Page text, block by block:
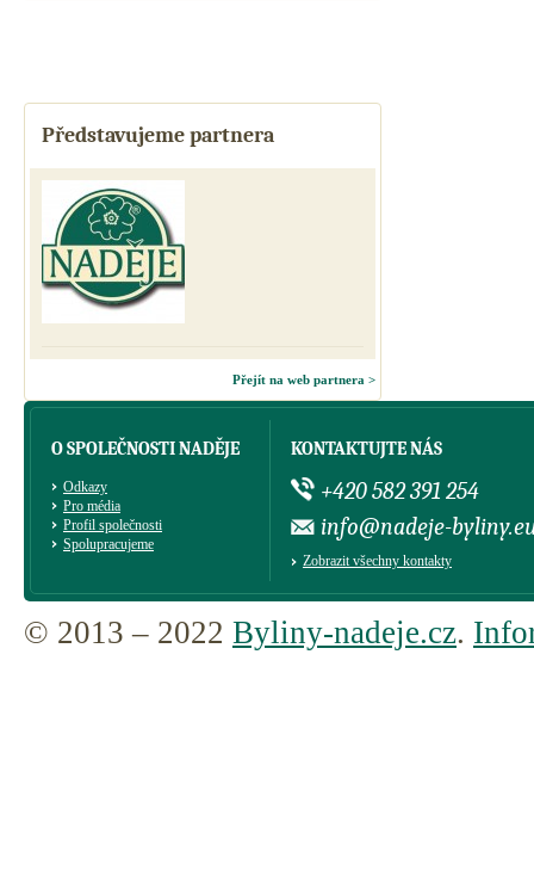
Představujeme partnera
Přejít na web partnera >
O SPOLEČNOSTI NADĚJE
Odkazy
Pro média
Profil společnosti
Spolupracujeme
KONTAKTUJTE NÁS
+420 582 391 254
info@nadeje-
Zobrazit všechny kontakty
© 2013 – 2022 Byliny-nadeje.cz.